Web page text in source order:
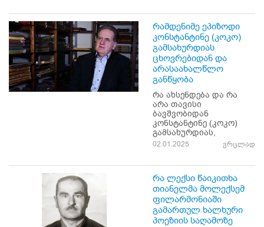
რამდენიმე ეპიზოდი
კონსტანტინე (კოკო)
გამსახურდიას
ცხოვრებიდან და
არასაახალწლო
განწყობა
რა ახსენდება და რა
არა თავისი
ბავშვობიდან
კონსტანტინე (კოკო)
გამსახურდიას,
02.01.2025 ვრცლად
რა ლექსი წაიკითხა
თიანელმა მოლექსემ
ფილარმონიაში
გამართულ ხალხური
პოეზიის საღამოზე